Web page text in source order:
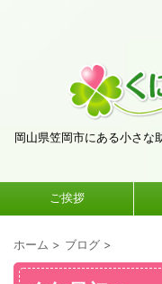
岡山県笠岡市にある小さな
ご挨拶
ホーム > ブログ >